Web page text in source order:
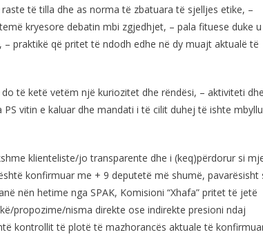
të tilla dhe as norma të zbatuara të sjelljes etike, –
kryesore debatin mbi zgjedhjet, – pala fituese duke u
praktikë që pritet të ndodh edhe në dy muajt aktualë të
të ketë vetëm një kuriozitet dhe rëndësi, – aktiviteti dhe
vitin e kaluar dhe mandati i të cilit duhej të ishte
klienteliste/jo transparente dhe i (keq)përdorur si
konfirmuar me + 9 deputetë më shumë, pavarësisht
nën hetime nga SPAK, Komisioni “Xhafa” pritet të jetë
propozime/nisma direkte ose indirekte presioni ndaj
kontrollit të plotë të mazhorancës aktuale të